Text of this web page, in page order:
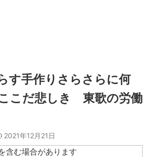
す手作りさらさらに何
こだ悲しき 東歌の労働
2021年12月21日
含む場合があります